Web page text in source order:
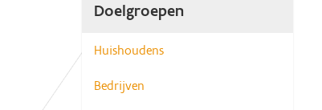
Doelgroepen
Huishoudens
Bedrijven